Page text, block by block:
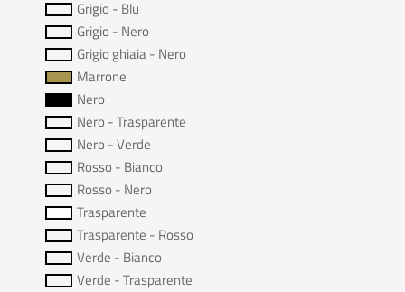
Grigio - Blu
Grigio - Nero
Grigio ghiaia - Nero
Marrone
Nero
Nero - Trasparente
Nero - Verde
Rosso - Bianco
Rosso - Nero
Trasparente
Trasparente - Rosso
Verde - Bianco
Verde - Trasparente